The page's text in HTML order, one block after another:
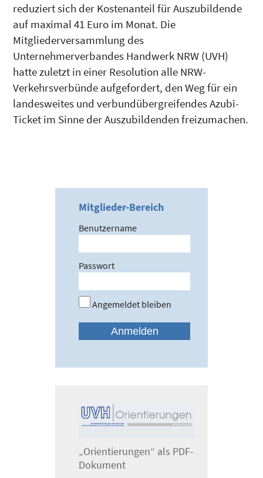
reduziert sich der Kostenanteil für Auszubildende
auf maximal 41 Euro im Monat. Die
Mitgliederversammlung des
Unternehmerverbandes Handwerk NRW (UVH)
hatte zuletzt in einer Resolution alle NRW-
Verkehrsverbünde aufgefordert, den Weg für ein
landesweites und verbundübergreifendes Azubi-
Ticket im Sinne der Auszubildenden freizumachen.
Mitglieder-Bereich
Benutzername
Passwort
Angemeldet bleiben
„Orientierungen“ als PDF-
Dokument